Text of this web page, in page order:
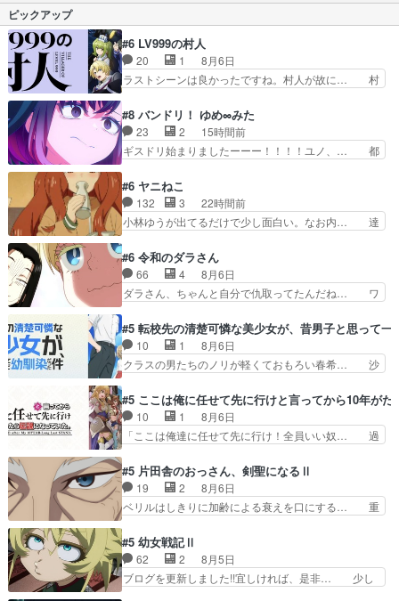
アニメで印象に残ったシーンちょっ… 観た後爽や
ん、やっぱりいい子あのカレとも… なんだかんだ
丸くまとまってよかったけど早… ため息上野…圭
介はよく分かっていらっしゃ… そこで寝るんかー
いｗ全員、収まるところに…
ピックアップ
#6 LV999の村人
20 1
8月6日
ラストシーンは良かったですね。村人が故に… 村
スと10年後に結婚の約束をした鏡ずっ… カジノ
スタッフ募集するも集まらない更に追… 王命でク
ルルの監視をすることになったデビ… 最強の村
人・鏡との出会いで少しは変わった… やはり何か
への恨みは根深そうやね姫を舐… 新キャラが登場
早々変態扱いされてる件。タ… まだまだお元気そ
うなお声で……不意打ち過…
#8 バンドリ！ ゆめ∞みた
23 2
15時間前
ギスドリ始まりましたーーー！！！！ユノ、… 都
復を見守っていかないと、ですね！！み… 開幕聞
き取りスタッフに定治いなかった？ま… ののちゃ
んのお手当てはお節介だったりする… ビオラの立
ち回り害悪すぎるお近づきの印が… ・律っちゃん
一難、律がビオラの呪縛から… 「私はあなたが嫌
いなんです」「バンドやめ… 何が起きているの
か！？次週、みゅーたいぷ…
#6 ヤニねこ
132 3
22時間前
小林ゆうが出てるだけで少し面白い。なお内… 達
マドンってなんなん！？人見知りっぽい… なんな
ら下ネタ0じゃなかったかこんな回が… 他のエピ
ソードに対してマイルドな回だった… 今回はだい
ぶある程度抑えてる？w感じな気… アルねこ、そ
ていたゴキブリ死んでるGP… アルねこ危険です
よね。健康的な面で··江… 酔い潰れ行き着いた江
ノ島で、朝日を眺めな…
#6 令和のダラさん
66 4
8月6日
ダラさん、ちゃんと自分で仇取ってたんだね… ワ
ットに憧れてビーム撃ちたいと…そうい… 余りに
も凄惨なダラさんの過去ダラさんの６… 過去編は
これで一区切りかなギャグも面白い… ガンガガン
♪薫がなんかしっかり歌ってロマ… 姉巫女の誤
日頃からガンガン言うてないで… このアニメはど
こに行くのだろう、面白すぎ… 姉のした事はただ
単に一族を絶滅させただけ…
#5 転校先の清楚可憐な美少女が、昔男子と思って一
10 1
8月6日
クラスの男たちのノリが軽くておもろい春希… 沙
もちゃんが透けブラしててびっくりして… レベル
のキャラが登場。相変わらず顔や体の… 隼人が春
希の級友を巻き込んだイジりに動じ… 第５話を
U-NEXTで視聴しました。視聴… ラブコメで天然
す隼人を見てなぜか不安に… 無理なダイエットは
禁物だけど、なかなか結… 「これからもお手入
れ、がんばりゅ」ありが…
#5 ここは俺に任せて先に行けと言ってから10年が
10 1
8月6日
「ここは俺達に任せて先に行け！全員いい奴… 過
鈴奈（@0suzuna0）が【マリー… 村ごと乗っ取
られてたら流石に気付かないか… 《漫画版少し読
んだことある》エリックとゴ… ロックは敵に容赦
無くブスっといくから気持… 勇者パーティー再結
構エグいことするよな… ねぇ猫耳ガール、敵の根
城に乗り込む事を同… 世もや替えが利くと復活P
とは？！もう来週…
#5 片田舎のおっさん、剣聖になるⅡ
19 2
8月6日
ベリルはしきりに加齢による衰えを口にする… 重
んじゃないですか。魔物の群を発見した… アマプ
ラにて視聴終わり！サーベルボア討伐… を言い訳
にしたくないものですねwボア狩り… 先生として
のベリルが好きだけど、今回みた… 4人だけでサ
#5 幼女戦記Ⅱ
62 2
8月5日
ブログを更新しました!!宜しければ、是非… 少し